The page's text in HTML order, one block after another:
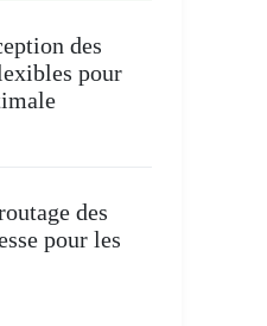
des
pour
des
pour les